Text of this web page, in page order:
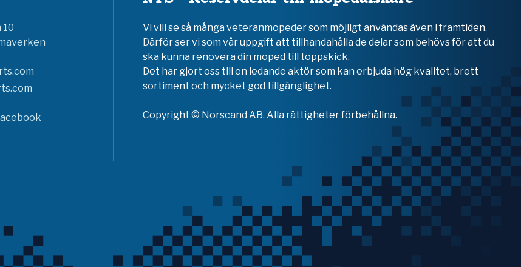
Vi vill se så många veteranmopeder som möjligt användas även i framtiden.
Därför ser vi som vår uppgift att tillhandahålla de delar som behövs för att du
ska kunna renovera din moped till toppskick.
Det har gjort oss till en ledande aktör som kan erbjuda hög kvalitet, brett
sortiment och mycket god tillgänglighet.
Copyright © Norscand AB. Alla rättigheter förbehållna.